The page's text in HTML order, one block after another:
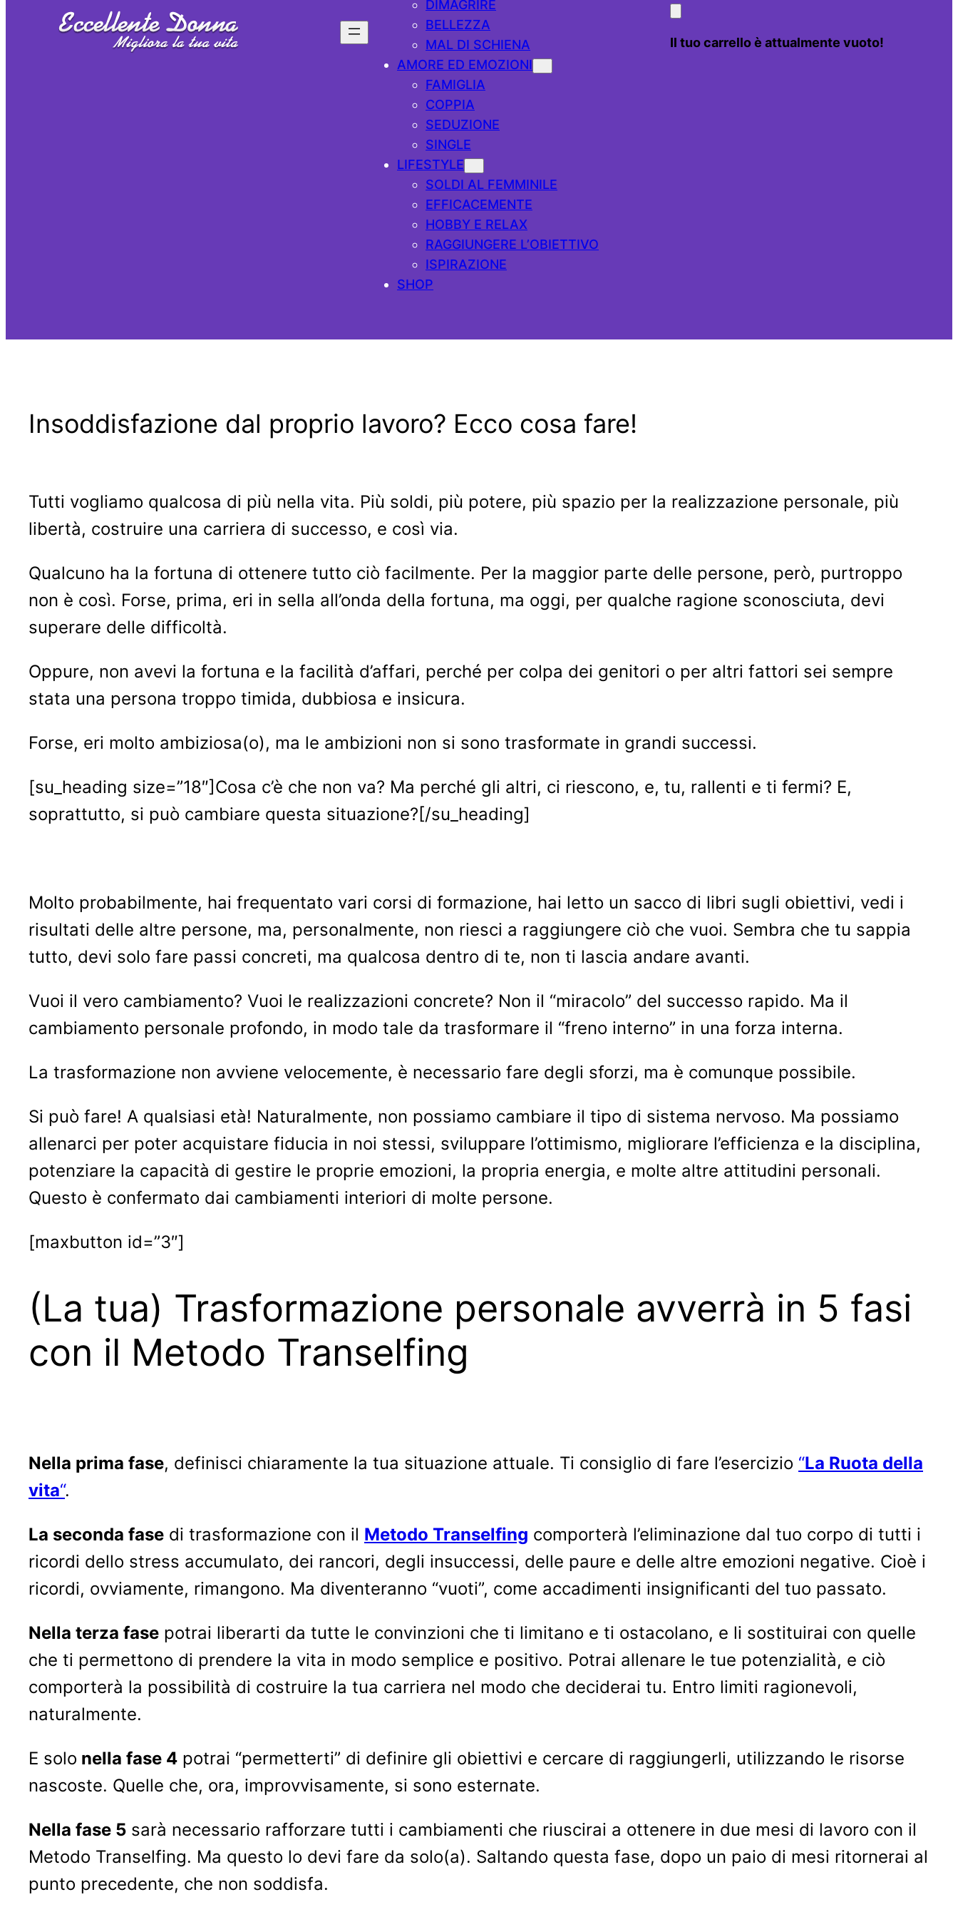
DIMAGRIRE
BELLEZZA
MAL DI SCHIENA
AMORE ED EMOZIONI
FAMIGLIA
COPPIA
SEDUZIONE
SINGLE
LIFESTYLE
SOLDI AL FEMMINILE
EFFICACEMENTE
HOBBY E RELAX
RAGGIUNGERE L’OBIETTIVO
ISPIRAZIONE
SHOP
Il tuo carrello è attualmente vuoto!
Insoddisfazione dal proprio lavoro? Ecco cosa fare!
Tutti vogliamo qualcosa di più nella vita. Più soldi, più potere, più spazio per la realizzazione personale, più
libertà, costruire una carriera di successo, e così via.
Qualcuno ha la fortuna di ottenere tutto ciò facilmente. Per la maggior parte delle persone, però, purtroppo
non è così. Forse, prima, eri in sella all’onda della fortuna, ma oggi, per qualche ragione sconosciuta, devi
superare delle difficoltà.
Oppure, non avevi la fortuna e la facilità d’affari, perché per colpa dei genitori o per altri fattori sei sempre
stata una persona troppo timida, dubbiosa e insicura.
Forse, eri molto ambiziosa(o), ma le ambizioni non si sono trasformate in grandi successi.
[su_heading size=”18″]Cosa c’è che non va? Ma perché gli altri, ci riescono, e, tu, rallenti e ti fermi? E,
soprattutto, si può cambiare questa situazione?[/su_heading]
Molto probabilmente, hai frequentato vari corsi di formazione, hai letto un sacco di libri sugli obiettivi, vedi i
risultati delle altre persone, ma, personalmente, non riesci a raggiungere ciò che vuoi. Sembra che tu sappia
tutto, devi solo fare passi concreti, ma qualcosa dentro di te, non ti lascia andare avanti.
Vuoi il vero cambiamento? Vuoi le realizzazioni concrete? Non il “miracolo” del successo rapido. Ma il
cambiamento personale profondo, in modo tale da trasformare il “freno interno” in una forza interna.
La trasformazione non avviene velocemente, è necessario fare degli sforzi, ma è comunque possibile.
Si può fare! A qualsiasi età! Naturalmente, non possiamo cambiare il tipo di sistema nervoso. Ma possiamo
allenarci per poter acquistare fiducia in noi stessi, sviluppare l’ottimismo, migliorare l’efficienza e la disciplina,
potenziare la capacità di gestire le proprie emozioni, la propria energia, e molte altre attitudini personali.
Questo è confermato dai cambiamenti interiori di molte persone.
[maxbutton id=”3″]
(La tua) Trasformazione personale avverrà in 5 fasi
con il Metodo Transelfing
Nella prima fase, definisci chiaramente la tua situazione attuale. Ti consiglio di fare l’esercizio “La Ruota della
vita“.
La seconda fase di trasformazione con il Metodo Transelfing comporterà l’eliminazione dal tuo corpo di tutti i
ricordi dello stress accumulato, dei rancori, degli insuccessi, delle paure e delle altre emozioni negative. Cioè i
ricordi, ovviamente, rimangono. Ma diventeranno “vuoti”, come accadimenti insignificanti del tuo passato.
Nella terza fase potrai liberarti da tutte le convinzioni che ti limitano e ti ostacolano, e li sostituirai con quelle
che ti permettono di prendere la vita in modo semplice e positivo. Potrai allenare le tue potenzialità, e ciò
comporterà la possibilità di costruire la tua carriera nel modo che deciderai tu. Entro limiti ragionevoli,
naturalmente.
E solo nella fase 4 potrai “permetterti” di definire gli obiettivi e cercare di raggiungerli, utilizzando le risorse
nascoste. Quelle che, ora, improvvisamente, si sono esternate.
Nella fase 5 sarà necessario rafforzare tutti i cambiamenti che riuscirai a ottenere in due mesi di lavoro con il
Metodo Transelfing. Ma questo lo devi fare da solo(a). Saltando questa fase, dopo un paio di mesi ritornerai al
punto precedente, che non soddisfa.